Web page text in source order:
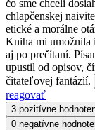
čo sme chceli
chlapčenskej
etické a morálne
Kniha mi umožnila
aj po prečítaní.
upustil od opisov,
čitateľovej fantázií.
reagovať
3 pozitívne
0 negatívne